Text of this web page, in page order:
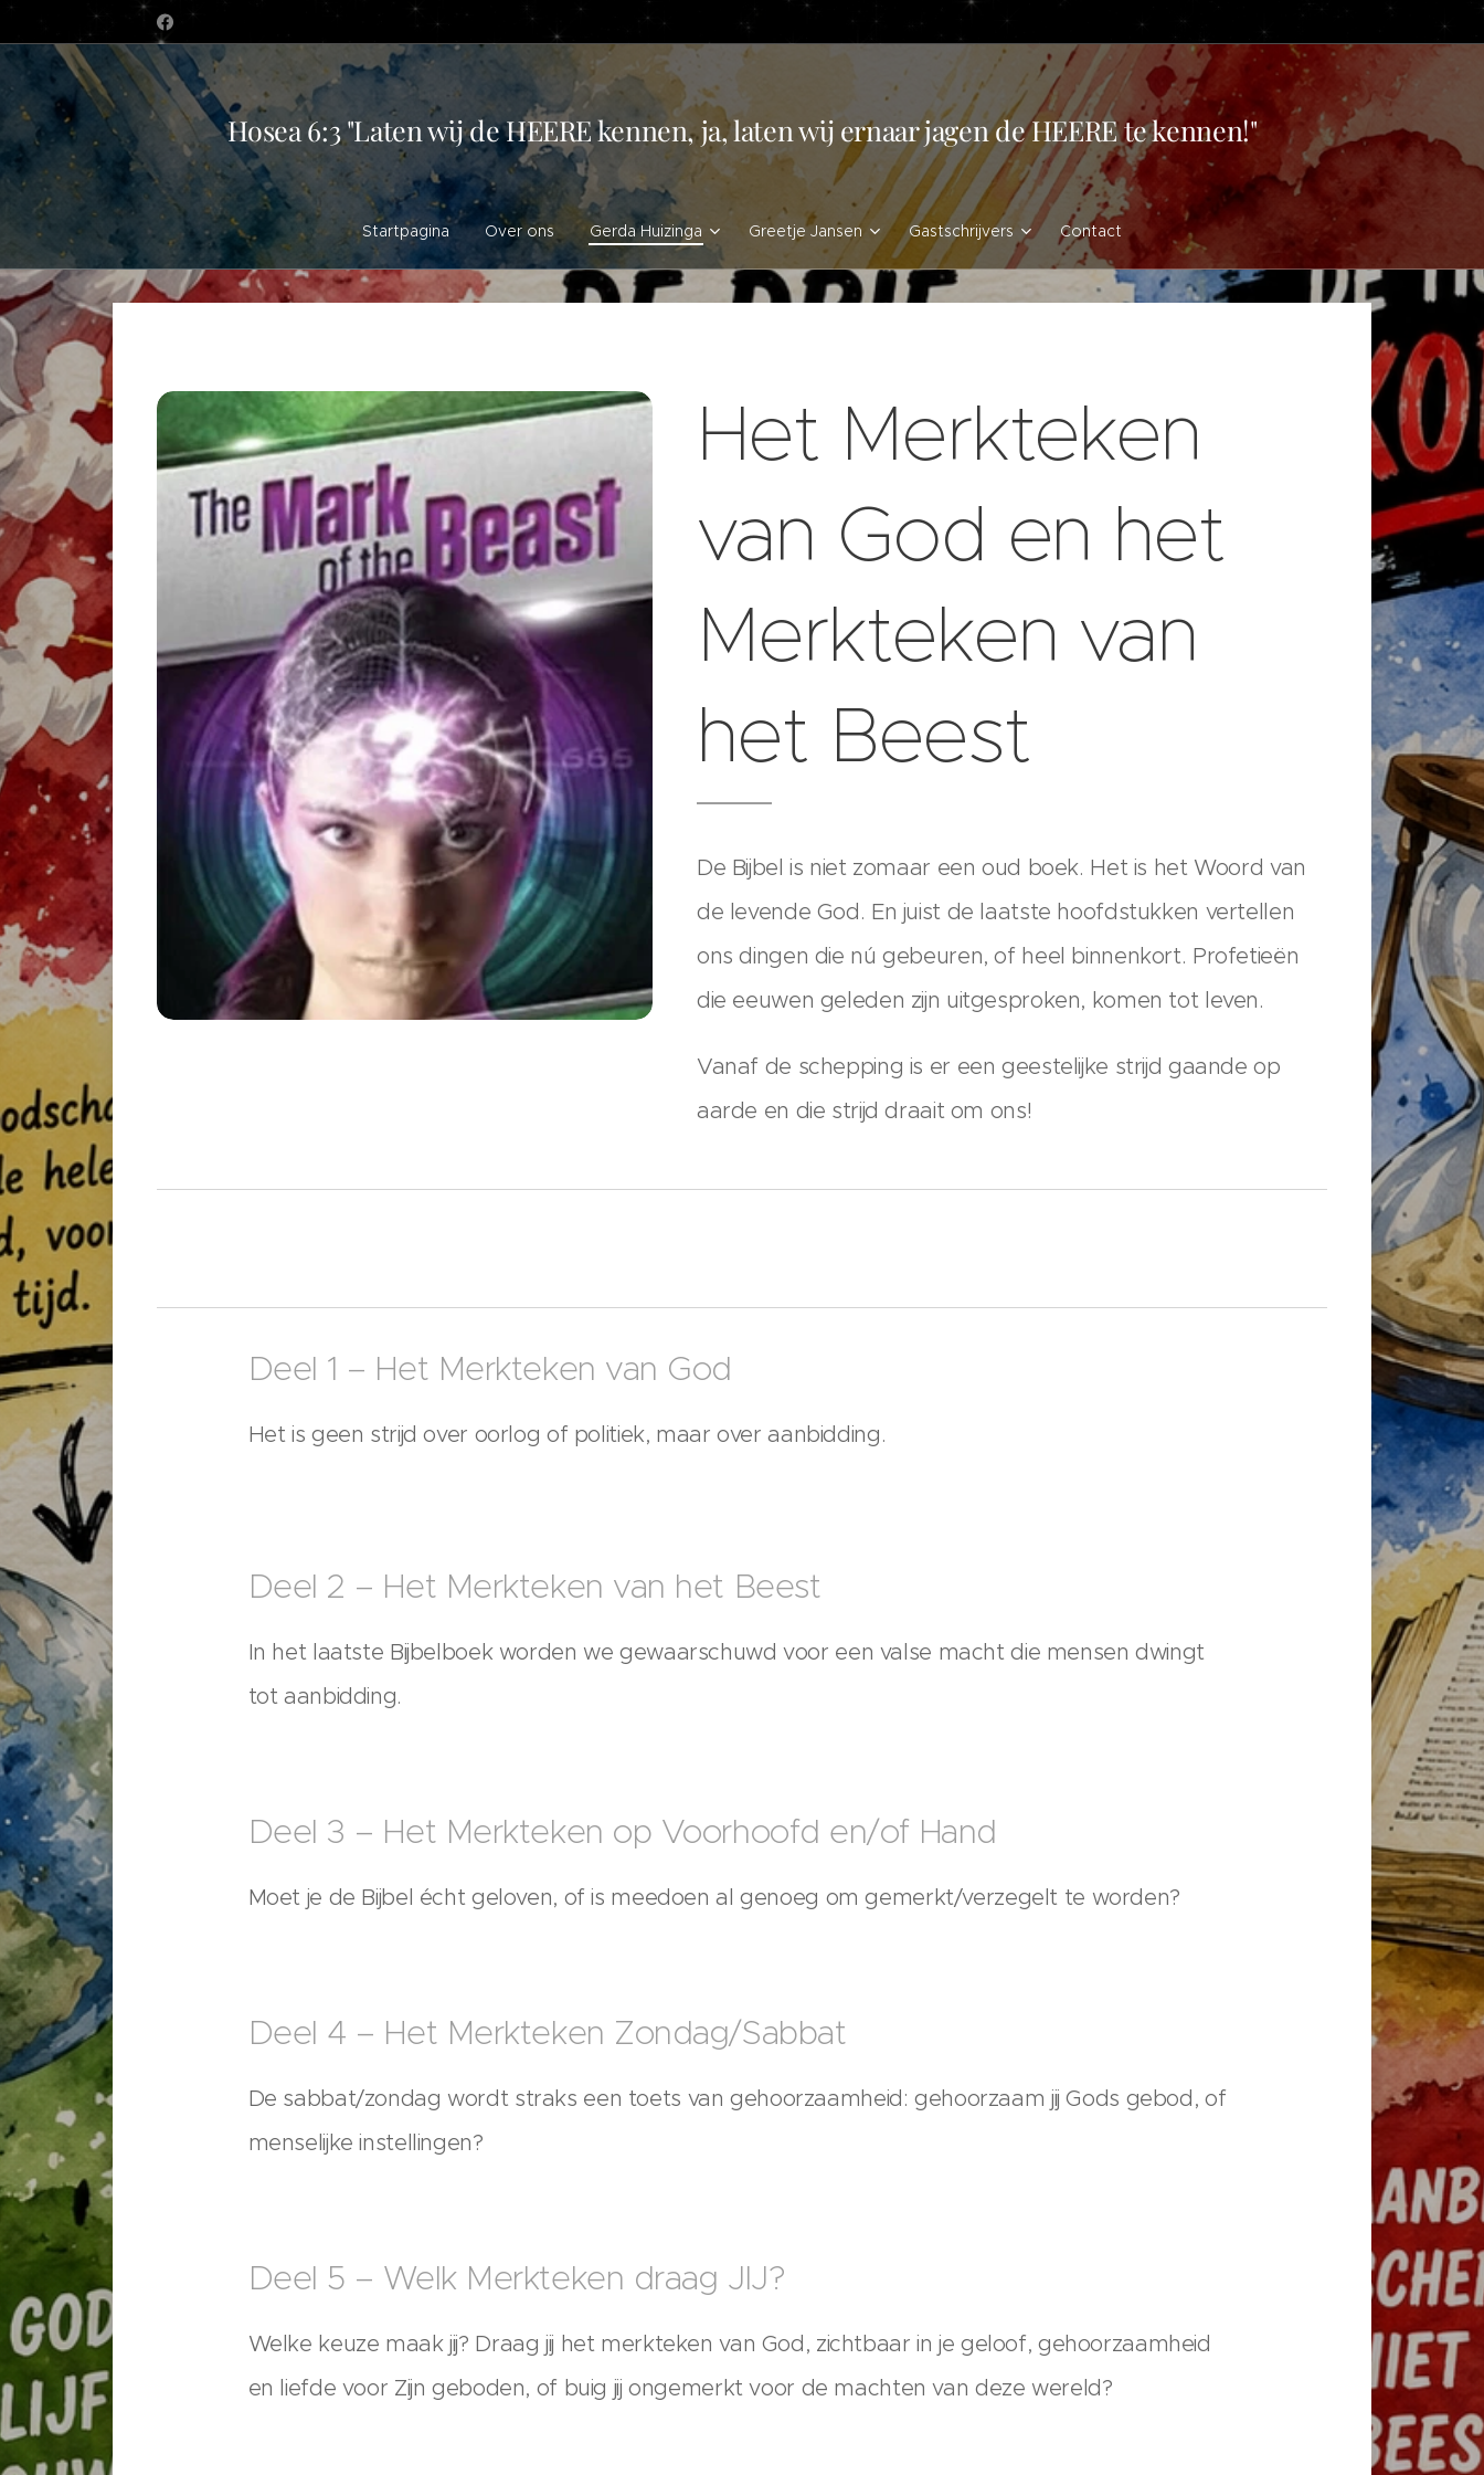
Hosea 6:3 "Laten wij de HEERE kennen, ja, laten wij ernaar jagen de HEERE te kennen!"
Startpagina Over ons Gerda Huizinga Greetje Jansen Gastschrijvers Contact
Het Merkteken
van God en het
Merkteken van
het Beest
De Bijbel is niet zomaar een oud boek. Het is het Woord van
de levende God. En juist de laatste hoofdstukken vertellen
ons dingen die nú gebeuren, of heel binnenkort. Profetieën
die eeuwen geleden zijn uitgesproken, komen tot leven.
Vanaf de schepping is er een geestelijke strijd gaande op
aarde en die strijd draait om ons!
Deel 1 – Het Merkteken van God
Het is geen strijd over oorlog of politiek, maar over aanbidding.
Deel 2 – Het Merkteken van het Beest
In het laatste Bijbelboek worden we gewaarschuwd voor een valse macht die mensen dwingt
tot aanbidding.
Deel 3 – Het Merkteken op Voorhoofd en/of Hand
Moet je de Bijbel écht geloven, of is meedoen al genoeg om gemerkt/verzegelt te worden?
Deel 4 – Het Merkteken Zondag/Sabbat
De sabbat/zondag wordt straks een toets van gehoorzaamheid: gehoorzaam jij Gods gebod, of
menselijke instellingen?
Deel 5 – Welk Merkteken draag JIJ?
Welke keuze maak jij? Draag jij het merkteken van God, zichtbaar in je geloof, gehoorzaamheid
en liefde voor Zijn geboden, of buig jij ongemerkt voor de machten van deze wereld?